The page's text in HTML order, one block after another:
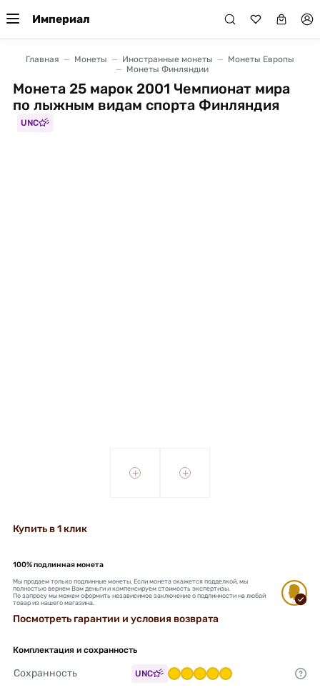
Империал
Главная Монеты Иностранные монеты
Монеты Европы
Монеты Финляндии
Монета 25 марок 2001 Чемпионат мира
по лыжным видам спорта Финляндия
UNC
+ +
Купить в 1 клик
100% подлинная монета
Мы продаем только подлинные монеты. Если монета окажется подделкой, мы
полностью вернем Вам деньги и компенсируем стоимость экспертизы.
По запросу мы можем оформить независимое заключение о подлинности на любой
товар из нашего магазина.
Посмотреть гарантии и условия возврата
Комплектация и сохранность
Сохранность UNC